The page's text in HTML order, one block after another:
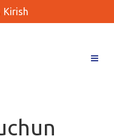
Kirish